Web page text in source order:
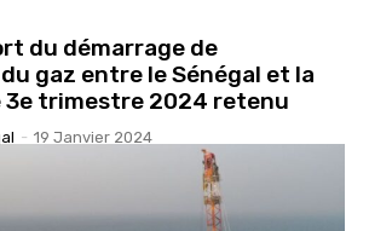
du démarrage de
gaz entre le Sénégal et la
3e trimestre 2024 retenu
- 19 Janvier 2024